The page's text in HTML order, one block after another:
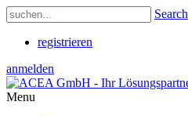
Search
registrieren
anmelden
Menu